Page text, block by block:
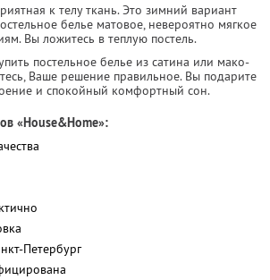
к телу ткань. Это зимний вариант
белье матовое, невероятно мягкое
Вы ложитесь в теплую постель.
постельное белье из сатина или мако-
Ваше решение правильное. Вы подарите
и спокойный комфортный сон.
«House&Home»:
Петербург